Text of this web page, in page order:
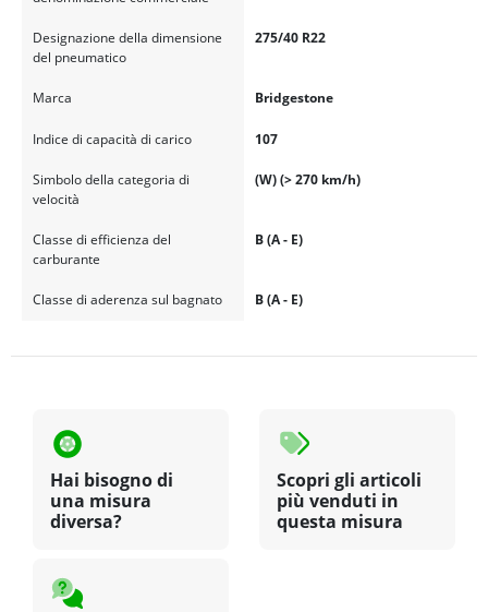
Designazione della dimensione
del pneumatico
275/40 R22
Marca Bridgestone
Indice di capacità di carico 107
Simbolo della categoria di
velocità
(W) (> 270 km/h)
Classe di efficienza del
carburante
B (A - E)
Classe di aderenza sul bagnato B (A - E)
Hai bisogno di
una misura
diversa?
Scopri gli articoli
più venduti in
questa misura